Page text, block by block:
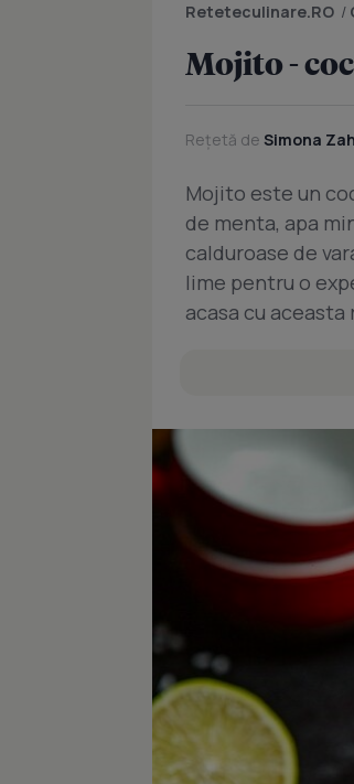
Reteteculinare.RO /
Mojito -
Rețetă de Simona
Mojito este un
de menta, apa
calduroase de
lime pentru o
acasa cu